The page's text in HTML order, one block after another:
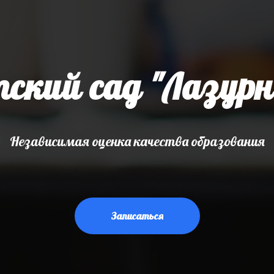
сад
Независимая оценка качества образования
Записаться